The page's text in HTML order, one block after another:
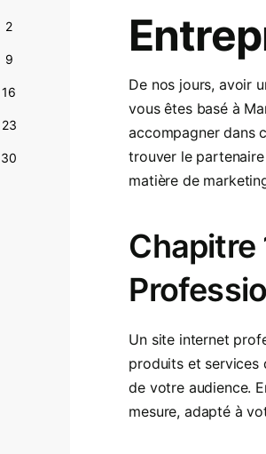
De nos jours, avoir
vous êtes basé à
accompagner dans
trouver le
matière de
Chapitre
Un site internet
produits et services
de votre audience.
mesure, adapté à
2
9
16
23
30